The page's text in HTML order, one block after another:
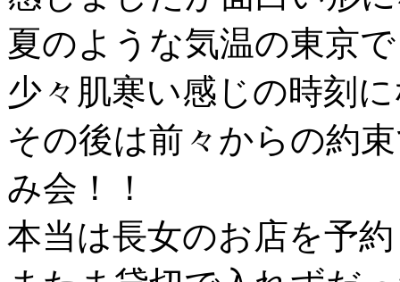
夏のような気温の東京
少々肌寒い感じの時刻
その後は前々からの約
み会！！
本当は長女のお店を予